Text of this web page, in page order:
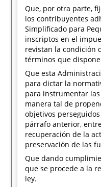
Que, por otra parte,
los contribuyentes
Simplificado para
inscriptos en el
revistan la condición
términos que dispone
Que esta
para dictar la
para instrumentar
manera tal de
objetivos
párrafo anterior,
recuperación de la
preservación de las
Que dando
que se procede a la
ley.